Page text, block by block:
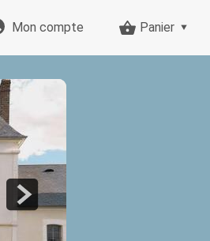
Panier
Mon compte